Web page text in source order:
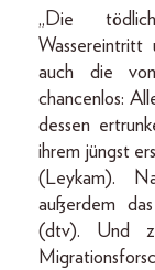
„Die
Wassereintritt
auch die
chancenlos:
dessen
ihrem jüngst
(Leykam).
außerdem
(dtv). Und